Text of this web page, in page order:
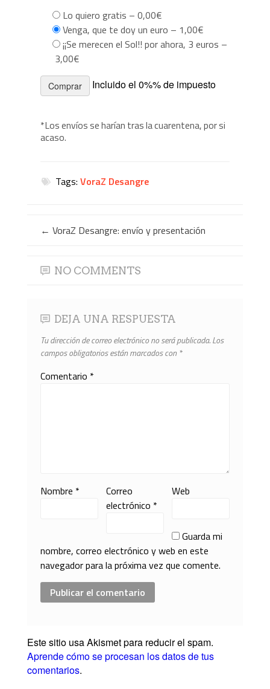
Lo quiero gratis –0,00€
Venga, que te doy un euro – 1,00€
¡¡Se merecen el Sol!! por ahora, 3 euros –
3,00€
Comprar Incluido el 0%% de impuesto
*Los envíos se harían tras la cuarentena, por si
acaso.
Tags:VoraZ Desangre
← VoraZ Desangre: envío y presentación
NO COMMENTS
DEJA UNA RESPUESTA
Tu dirección de correo electrónico no será publicada.Los
campos obligatorios están marcados con *
Comentario *
Nombre *
Correo
electrónico *
Web
Guarda mi
nombre, correo electrónico y web en este
navegador para la próxima vez que comente.
Este sitio usa Akismet para reducir el spam.
Aprende cómo se procesan los datos de tus
comentarios.